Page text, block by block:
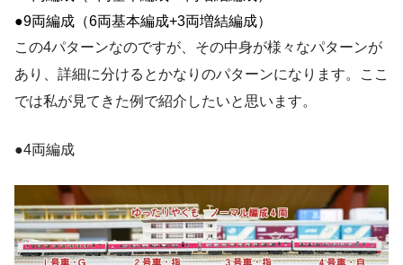
●9両編成（6両基本編成+3両増結編成）
この4パターンなのですが、その中身が様々なパターンが
あり、詳細に分けるとかなりのパターンになります。ここ
では私が見てきた例で紹介したいと思います。
●4両編成